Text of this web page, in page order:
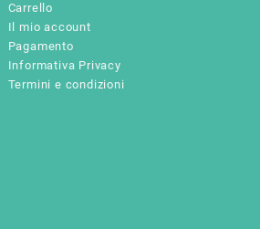
Carrello
Il mio account
Pagamento
Informativa Privacy
Termini e condizioni